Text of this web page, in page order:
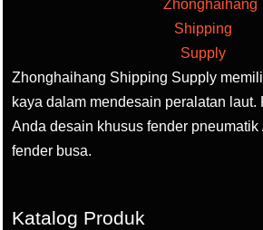
Zhonghaihang Shipping Supply
kaya dalam mendesain peralatan laut.
Anda desain khusus fender pneumatik
fender busa.
Katalog Produk